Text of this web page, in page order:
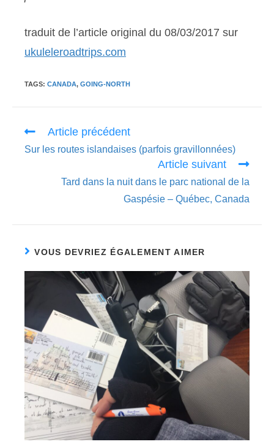
traduit de l’article original du 08/03/2017 sur
ukuleleroadtrips.com
TAGS: CANADA, GOING-NORTH
Read
articles
Article précédent
Sur les routes islandaises (parfois gravillonnées)
Article suivant
Tard dans la nuit dans le parc national de la
Gaspésie – Québec, Canada
VOUS DEVRIEZ ÉGALEMENT AIMER